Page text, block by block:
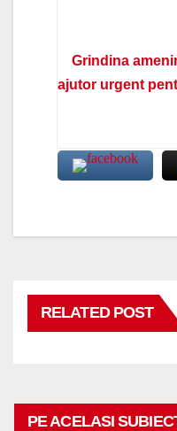
Grindina
ajutor urgent
RELATED POST
PE ACELASI